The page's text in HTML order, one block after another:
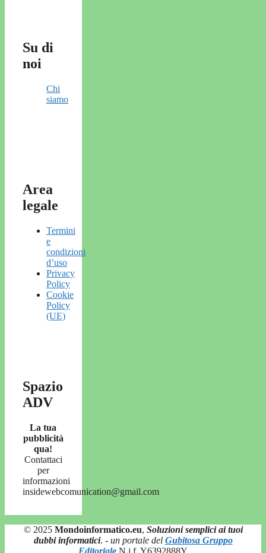
Su di
noi
Chi
siamo
Area
legale
Termini
e
condizioni
d’uso
Privacy
Policy
Cookie
Policy
(UE)
Spazio
ADV
La tua
pubblicità
qua!
Contattaci
per
informazioni
insidewebcomunication@gmail.com
© 2025 Mondoinformatico.eu, Soluzioni semplici ai tuoi
dubbi informatici. - un portale del Gubitosa Gruppo